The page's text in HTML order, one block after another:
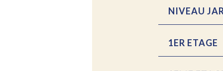
NIVEAU
1ER ETAGE